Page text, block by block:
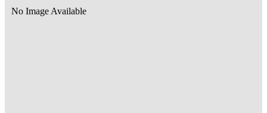
No Image Available